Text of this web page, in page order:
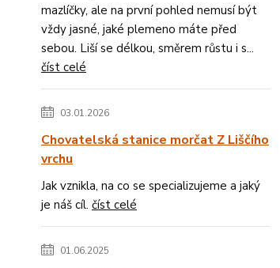
mazlíčky, ale na první pohled nemusí být
vždy jasné, jaké plemeno máte před
sebou. Liší se délkou, směrem růstu i s...
číst celé
03.01.2026
Chovatelská stanice morčat Z Liščího
vrchu
Jak vznikla, na co se specializujeme a jaký
je náš cíl. číst celé
01.06.2025